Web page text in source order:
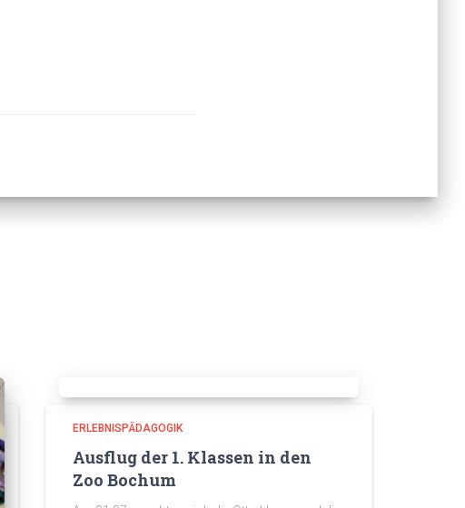
ERLEBNISPÄDAGOGIK
Ausflug der 1. Klassen in den
Zoo Bochum